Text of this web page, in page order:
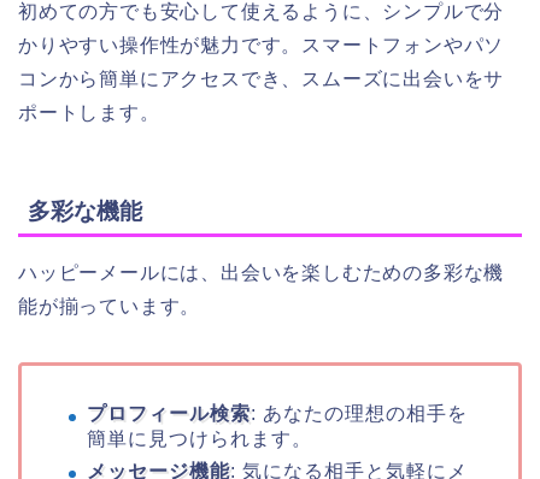
初めての方でも安心して使えるように、シンプルで分
かりやすい操作性が魅力です。スマートフォンやパソ
コンから簡単にアクセスでき、スムーズに出会いをサ
ポートします。
多彩な機能
ハッピーメールには、出会いを楽しむための多彩な機
能が揃っています。
プロフィール検索: あなたの理想の相手を
簡単に見つけられます。
メッセージ機能: 気になる相手と気軽にメ